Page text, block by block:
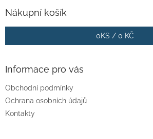
Nákupní košík
0KS / 0 KČ
Informace pro vás
Obchodní podmínky
Ochrana osobních údajů
Kontakty